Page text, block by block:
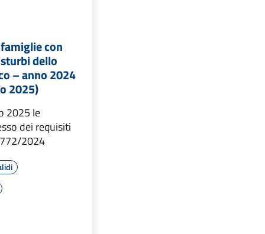
con
dello
– anno 2024
2025)
2025 le
dei requisiti
2024